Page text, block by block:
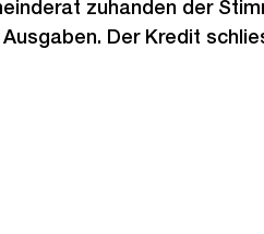
zuhanden der
Der Kredit